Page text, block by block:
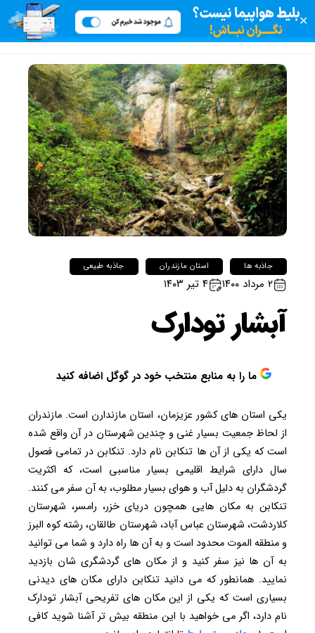
✕
جاذبه ها استان مازندران جاذبه طبیعی
۲ مرداد ۱۴۰۰ ۴ تیر ۱۴۰۳
آبشار تودارک
ما را به منابع منتخب خود در گوگل اضافه کنید
یکی استان های کشور عزیزمان، استان مازندارن است. مازندران
از لحاظ جمعیت بسیار غنی و چندین شهرستان در آن واقع شده
است که یکی از آن ها تنکابن نام دارد. تنکابن در تمامی فصول
سال دارای شرایط اقلیمی بسیار مناسبی است، که اکثریت
گردشگران به دلیل آب و هوای بسیار مطلوب، به آن سفر می کنند.
تنکابن به مکان هایی همچون دریای خزر، رامسر، شهرستان
کلاردشت، شهرستان عباس آباد، شهرستان طالقان، رشته کوه البرز
و منطقه الموت محدود است و به آن ها راه دارد و شما می توانید
به آن ها نیز سفر کنید و از مکان های گردشگری شان بازدید
نمایید. همانطور که می دانید تنکابن دارای مکان های دیدنی
بسیاری است که یکی از این مکان های تفریحی آبشار تودارک
نام دارد، اگر می خواهید با این منطقه بیش تر آشنا شوید کافی